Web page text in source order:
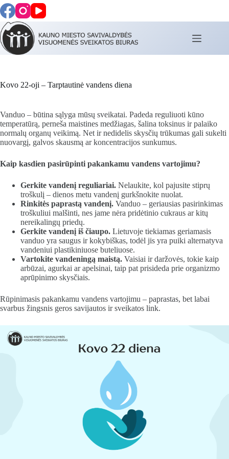
Skip
to
content
Kovo 22-oji – Tarptautinė vandens diena
Vanduo – būtina sąlyga mūsų sveikatai. Padeda reguliuoti kūno
temperatūrą, perneša maistines medžiagas, šalina toksinus ir palaiko
normalų organų veikimą. Net ir nedidelis skysčių trūkumas gali sukelti
nuovargį, galvos skausmą ar koncentracijos sunkumus.
Kaip kasdien pasirūpinti pakankamu vandens vartojimu?
Gerkite vandenį reguliariai. Nelaukite, kol pajusite stiprų
troškulį – dienos metu vandenį gurkšnokite nuolat.
Rinkitės paprastą vandenį. Vanduo – geriausias pasirinkimas
troškuliui malšinti, nes jame nėra pridėtinio cukraus ar kitų
nereikalingų priedų.
Gerkite vandenį iš čiaupo. Lietuvoje tiekiamas geriamasis
vanduo yra saugus ir kokybiškas, todėl jis yra puiki alternatyva
vandeniui plastikiniuose buteliuose.
Vartokite vandeningą maistą. Vaisiai ir daržovės, tokie kaip
arbūzai, agurkai ar apelsinai, taip pat prisideda prie organizmo
aprūpinimo skysčiais.
Rūpinimasis pakankamu vandens vartojimu – paprastas, bet labai
svarbus žingsnis geros savijautos ir sveikatos link.